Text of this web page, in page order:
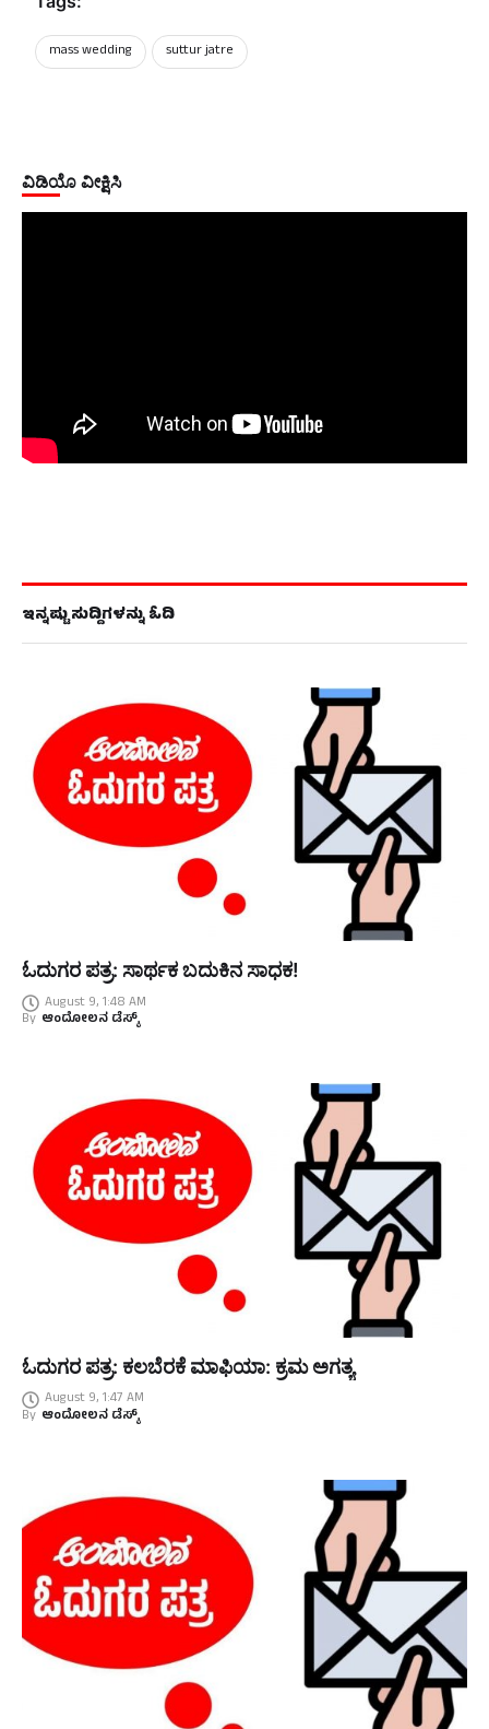
mass wedding suttur jatre
ವಿಡಿಯೊ ವೀಕ್ಷಿಸಿ
ಇನ್ನಷ್ಟು ಸುದ್ದಿಗಳನ್ನು ಓದಿ
ಓದುಗರ ಪತ್ರ: ಸಾರ್ಥಕ ಬದುಕಿನ ಸಾಧಕ!
August 9, 1:48 AM
By ಆಂದೋಲನ ಡೆಸ್ಕ್
ಓದುಗರ ಪತ್ರ: ಕಲಬೆರಕೆ ಮಾಫಿಯಾ: ಕ್ರಮ ಅಗತ್ಯ
August 9, 1:47 AM
By ಆಂದೋಲನ ಡೆಸ್ಕ್